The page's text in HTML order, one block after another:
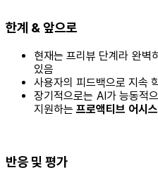
한계 & 앞으로
현재는 프리뷰 단계라 완벽
있음
사용자의 피드백으로 지속
장기적으로는 AI가 능동적
지원하는 프로액티브 어시
반응 및 평가